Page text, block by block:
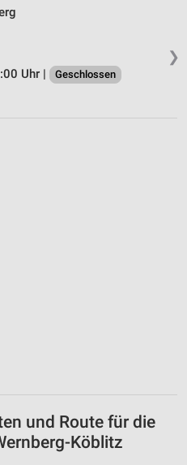
❯
Uhr |
Geschlossen
und Route für die
Köblitz